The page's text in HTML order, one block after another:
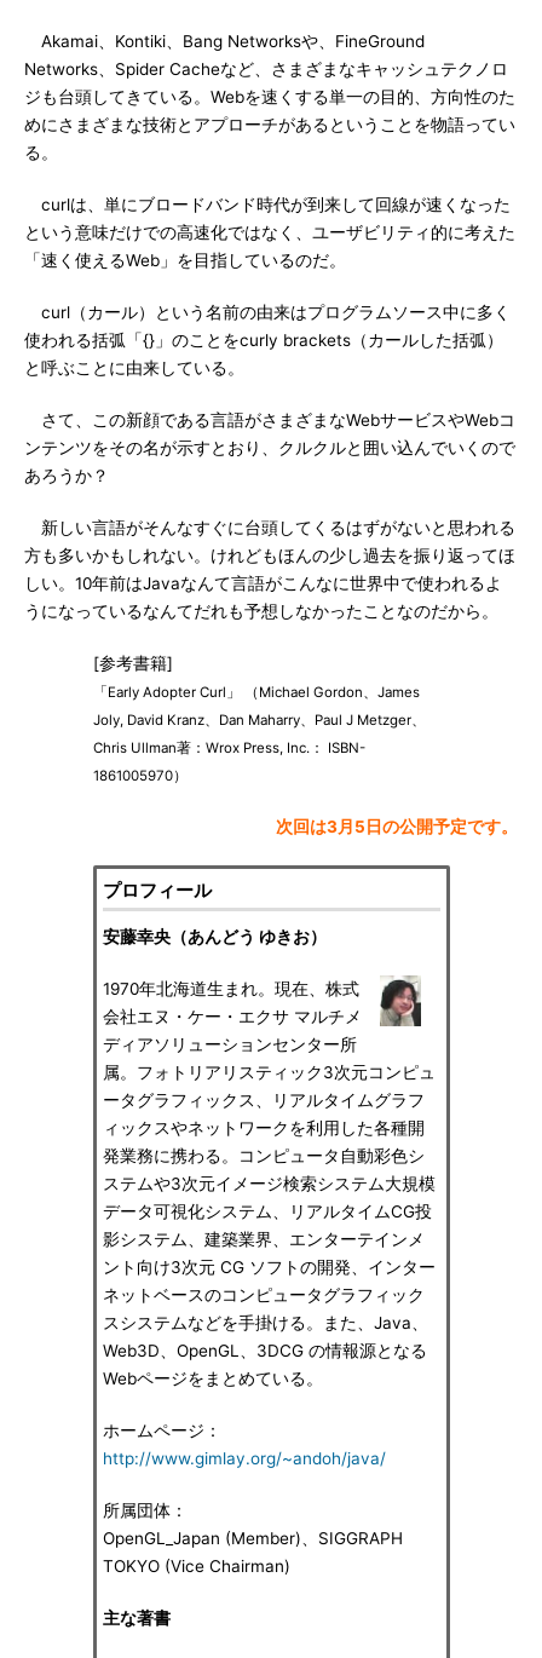
Akamai、Kontiki、Bang Networksや、FineGround
Networks、Spider Cacheなど、さまざまなキャッシュテクノロ
ジも台頭してきている。Webを速くする単一の目的、方向性のた
めにさまざまな技術とアプローチがあるということを物語ってい
る。
curlは、単にブロードバンド時代が到来して回線が速くなった
という意味だけでの高速化ではなく、ユーザビリティ的に考えた
「速く使えるWeb」を目指しているのだ。
curl（カール）という名前の由来はプログラムソース中に多く
使われる括弧「{}」のことをcurly brackets（カールした括弧）
と呼ぶことに由来している。
さて、この新顔である言語がさまざまなWebサービスやWebコ
ンテンツをその名が示すとおり、クルクルと囲い込んでいくので
あろうか？
新しい言語がそんなすぐに台頭してくるはずがないと思われる
方も多いかもしれない。けれどもほんの少し過去を振り返ってほ
しい。10年前はJavaなんて言語がこんなに世界中で使われるよ
うになっているなんてだれも予想しなかったことなのだから。
[参考書籍]
「Early Adopter Curl」 （Michael Gordon、James
Joly, David Kranz、Dan Maharry、Paul J Metzger、
Chris Ullman著：Wrox Press, Inc.： ISBN-
1861005970）
次回は3月5日の公開予定です。
プロフィール
安藤幸央（あんどう ゆきお）
1970年北海道生まれ。現在、株式
会社エヌ・ケー・エクサ マルチメ
ディアソリューションセンター所
属。フォトリアリスティック3次元コンピュ
ータグラフィックス、リアルタイムグラフ
ィックスやネットワークを利用した各種開
発業務に携わる。コンピュータ自動彩色シ
ステムや3次元イメージ検索システム大規模
データ可視化システム、リアルタイムCG投
影システム、建築業界、エンターテインメ
ント向け3次元 CG ソフトの開発、インター
ネットベースのコンピュータグラフィック
スシステムなどを手掛ける。また、Java、
Web3D、OpenGL、3DCG の情報源となる
Webページをまとめている。
ホームページ：
http://www.gimlay.org/~andoh/java/
所属団体：
OpenGL_Japan (Member)、SIGGRAPH
TOKYO (Vice Chairman)
主な著書